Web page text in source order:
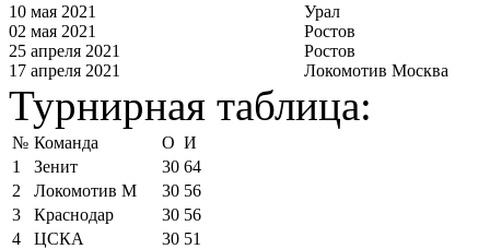
10 мая 2021
Урал
02 мая 2021
Ростов
25 апреля 2021
Ростов
17 апреля 2021
Локомотив Москва
Турнирная таблица:
№ Команда О И
1
Зенит 30 64
2
Локомотив М 30 56
3
Краснодар 30 56
4
ЦСКА 30 51